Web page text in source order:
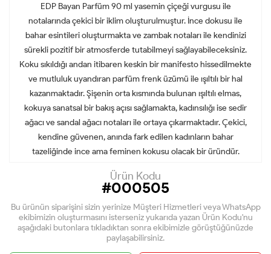
EDP Bayan Parfüm 90 ml yasemin çiçeği vurgusu ile
notalarında çekici bir iklim oluşturulmuştur. İnce dokusu ile
bahar esintileri oluşturmakta ve zambak notaları ile kendinizi
sürekli pozitif bir atmosferde tutabilmeyi sağlayabileceksiniz.
Koku sıkıldığı andan itibaren keskin bir manifesto hissedilmekte
ve mutluluk uyandıran parfüm frenk üzümü ile ışıltılı bir hal
kazanmaktadır. Şişenin orta kısmında bulunan ışıltılı elmas,
kokuya sanatsal bir bakış açısı sağlamakta, kadınsılığı ise sedir
ağacı ve sandal ağacı notaları ile ortaya çıkarmaktadır. Çekici,
kendine güvenen, anında fark edilen kadınların bahar
tazeliğinde ince ama feminen kokusu olacak bir üründür.
Ürün Kodu
#000505
Bu ürünün siparişini sizin yerinize Müşteri Hizmetleri veya WhatsApp
ekibimizin oluşturmasını isterseniz yukarıda yazan Ürün Kodu'nu
aşağıdaki butonlara tıkladıktan sonra ekibimizle görüştüğünüzde
paylaşabilirsiniz.